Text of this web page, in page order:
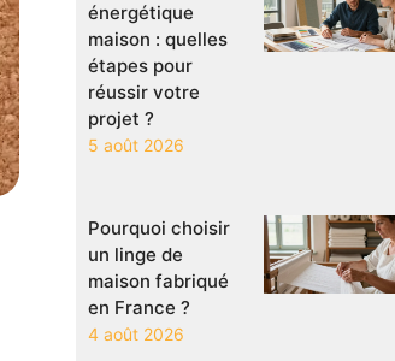
énergétique
maison : quelles
étapes pour
réussir votre
projet ?
5 août 2026
Pourquoi choisir
un linge de
maison fabriqué
en France ?
4 août 2026